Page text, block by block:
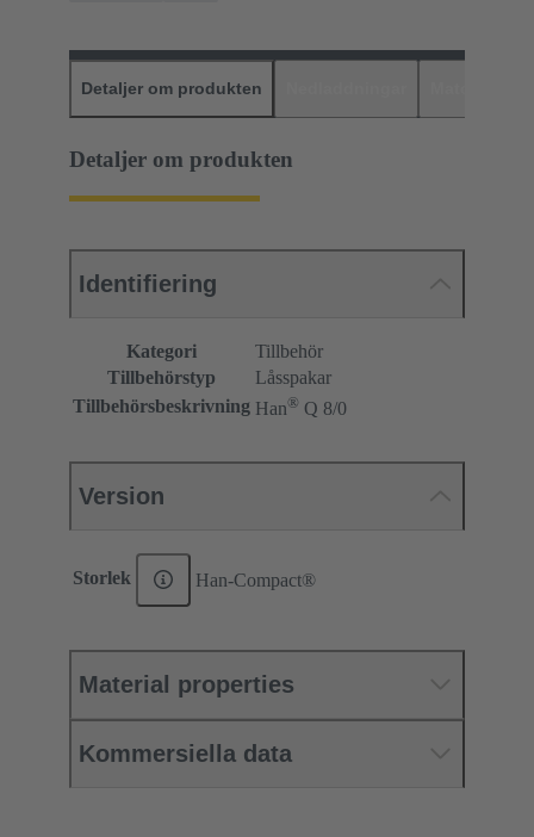
Detaljer om produkten
Detaljer om produkten
Identifiering
Kategori
Tillbehör
Tillbehörstyp
Låsspakar
Tillbehörsbeskrivning Han® Q 8/0
Version
Storlek Han-Compact®
Material properties
Kommersiella data